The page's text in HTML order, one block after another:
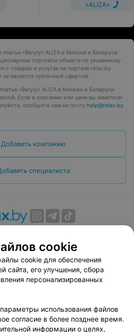
«ALIZA»
платье «Beryly» ALIZA в Минске и Беларуси
торговом объекте по указанному
о товарах и услугах на портале relax.by
является публичной офертой.
«Beryly» ALIZA в Минске и Беларуси
Если в описании или цене вы заметили
сообщите нам на почту help@relax.by.
Добавить компанию
специалиста
договор
Способы оплаты
по использованию сервиса
«Афиша»
соглашение
вопросам сотрудничества
руководителю relax.by
cookie
cookie для обеспечения
сайта, его улучшения, сбора
персонализированных
использования файлов
согласие в более позднее время.
информации о целях,